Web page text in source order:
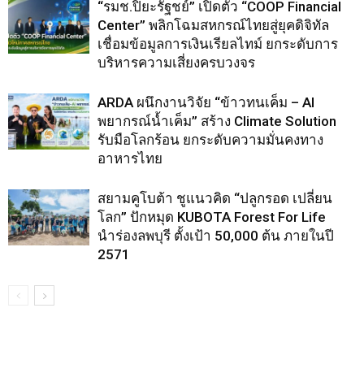
“รมช.ปิยะรัฐชย์” เปิดตัว “COOP Financial
Center” พลิกโฉมสหกรณ์ไทยสู่ยุคดิจิทัล
เชื่อมข้อมูลการเงินเรียลไทม์ ยกระดับการ
บริหารความเสี่ยงครบวงจร
ARDA ผนึกงานวิจัย “ข้าวทนเค็ม – AI
พยากรณ์น้ำเค็ม” สร้าง Climate Solution
รับมือโลกร้อน ยกระดับความมั่นคงทาง
อาหารไทย
สยามคูโบต้า ชูแนวคิด “ปลูกรอด เปลี่ยน
โลก” ปักหมุด KUBOTA Forest For Life
นำร่องลพบุรี ตั้งเป้า 50,000 ต้น ภายในปี
2571